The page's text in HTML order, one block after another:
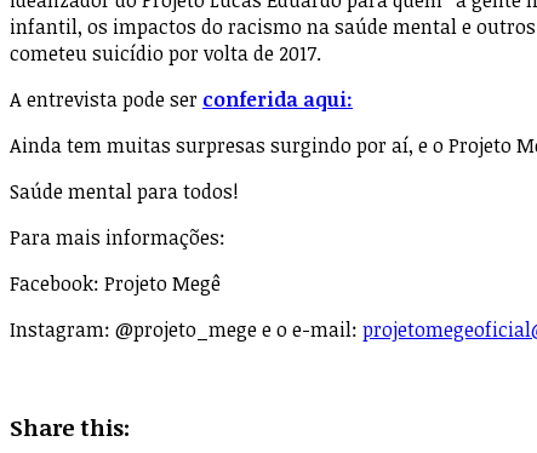
infantil, os impactos do racismo na saúde mental e
cometeu suicídio por volta de 2017.
A entrevista pode ser conferida aqui:
Ainda tem muitas surpresas surgindo por aí, e o Projeto
Saúde mental para todos!
Para mais informações:
Facebook: Projeto Megê
Instagram: @projeto_mege e o e-mail:
Share this: